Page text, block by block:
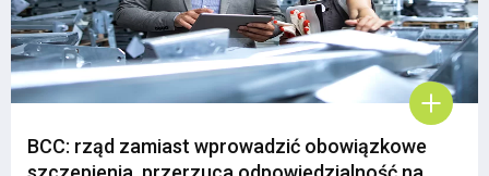
BCC: rząd zamiast wprowadzić obowiązkowe